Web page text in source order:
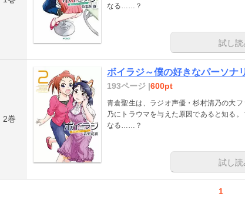
なる……？
試し読
2巻
ボイラジ～僕の好きなパーソ
193ページ |600pt
青倉聖生は、ラジオ声優・杉村清乃の大
乃にトラウマを与えた原因であると知る
なる……？
試し読
1